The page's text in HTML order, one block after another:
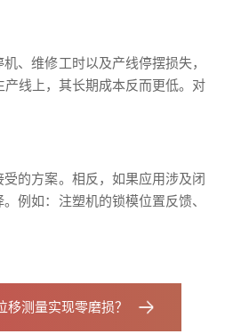
、维修工时以及产线停摆损失，
线上，其长期成本反而更低。对
的方案。相反，如果应用涉及闭
例如：注塑机的锁模位置反馈、
测量实现零磨损？